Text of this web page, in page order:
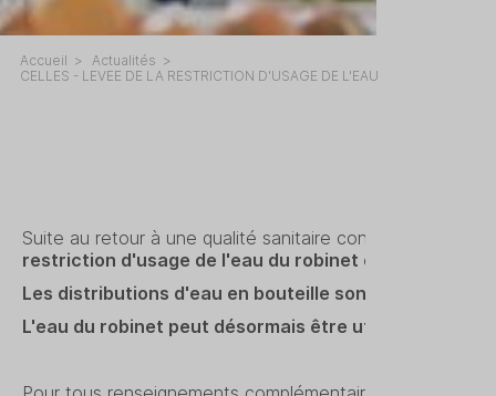
Accueil
Actualités
CELLES - LEVEE DE LA RESTRICTION D'USAGE DE L'EAU
Suite au retour à une qualité sanitaire conforme de
restriction d'usage de l'eau du robinet est levée sur
Les distributions d'eau en bouteille sont désormais
L'eau du robinet peut désormais être utilisée